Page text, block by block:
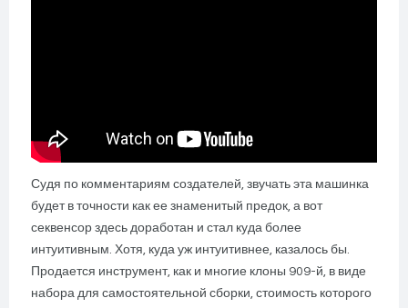
Судя по комментариям создателей, звучать эта машинка
будет в точности как ее знаменитый предок, а вот
секвенсор здесь доработан и стал куда более
интуитивным. Хотя, куда уж интуитивнее, казалось бы.
Продается инструмент, как и многие клоны 909-й, в виде
набора для самостоятельной сборки, стоимость которого